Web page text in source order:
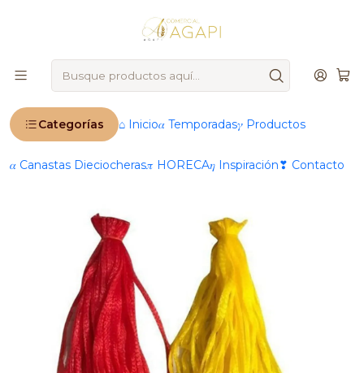
Categorías ⌂ Inicio𝛼 Temporadas𝛾 Productos
𝛼 Canastas Dieciocheras𝜋 HORECA𝜂 Inspiración❣ Contacto
IMPORTANTE: Ahora operamos 100 % online 🚨
Inicio
50 Bolsas De Malla Para Frutas/verduras 50 Cm Para 3
Kg